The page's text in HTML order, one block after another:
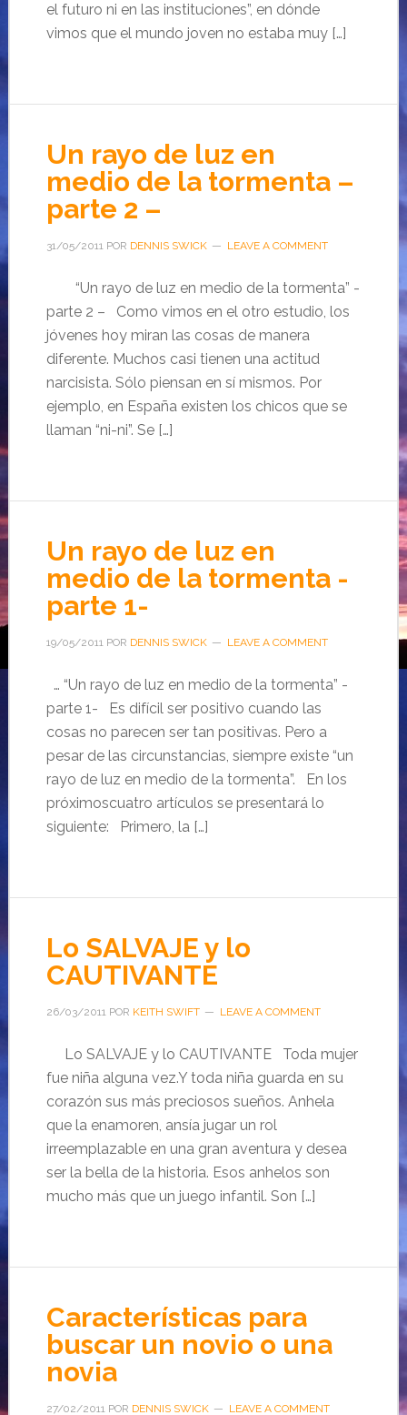
el futuro ni en las instituciones”, en dónde
vimos que el mundo joven no estaba muy […]
Un rayo de luz en
medio de la tormenta –
parte 2 –
31/05/2011POR DENNIS SWICK LEAVE A COMMENT
“Un rayo de luz en medio de la tormenta” -
parte 2 – Como vimos en el otro estudio, los
jóvenes hoy miran las cosas de manera
diferente. Muchos casi tienen una actitud
narcisista. Sólo piensan en sí mismos. Por
ejemplo, en España existen los chicos que se
llaman “ni-ni”. Se […]
Un rayo de luz en
medio de la tormenta -
parte 1-
19/05/2011POR DENNIS SWICK LEAVE A COMMENT
… “Un rayo de luz en medio de la tormenta” -
parte 1- Es difícil ser positivo cuando las
cosas no parecen ser tan positivas. Pero a
pesar de las circunstancias, siempre existe “un
rayo de luz en medio de la tormenta”. En los
próximoscuatro artículos se presentará lo
siguiente: Primero, la […]
Lo SALVAJE y lo
CAUTIVANTE
26/03/2011POR KEITH SWIFT LEAVE A COMMENT
Lo SALVAJE y lo CAUTIVANTE Toda mujer
fue niña alguna vez.Y toda niña guarda en su
corazón sus más preciosos sueños. Anhela
que la enamoren, ansía jugar un rol
irreemplazable en una gran aventura y desea
ser la bella de la historia. Esos anhelos son
mucho más que un juego infantil. Son […]
Características para
buscar un novio o una
novia
27/02/2011POR DENNIS SWICK LEAVE A COMMENT